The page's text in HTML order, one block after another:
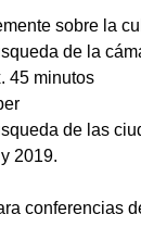
sobre la
de la
45 minutos
de las
2019.
conferencias